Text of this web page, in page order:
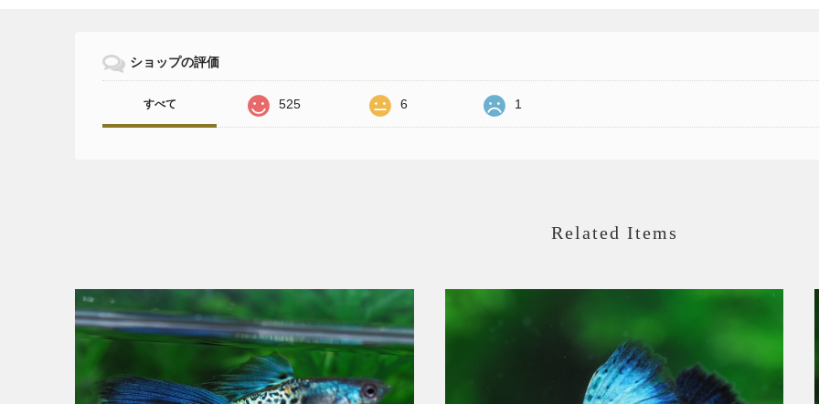
ショップの評価
すべて 525 6 1
Related Items